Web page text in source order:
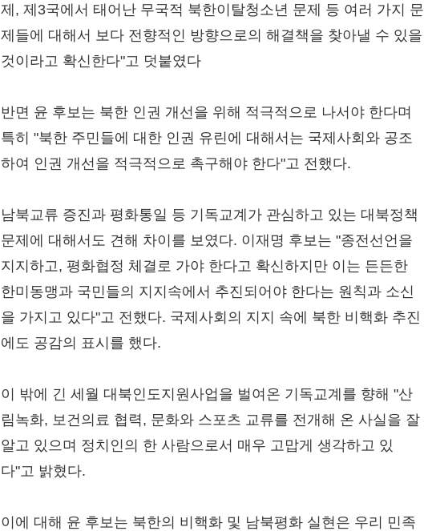
제, 제3국에서 태어난 무국적 북한이탈청소년 문제 등 여러 가지 문
제들에 대해서 보다 전향적인 방향으로의 해결책을 찾아낼 수 있을
것이라고 확신한다"고 덧붙였다
반면 윤 후보는 북한 인권 개선을 위해 적극적으로 나서야 한다며
특히 "북한 주민들에 대한 인권 유린에 대해서는 국제사회와 공조
하여 인권 개선을 적극적으로 촉구해야 한다"고 전했다.
남북교류 증진과 평화통일 등 기독교계가 관심하고 있는 대북정책
문제에 대해서도 견해 차이를 보였다. 이재명 후보는 "종전선언을
지지하고, 평화협정 체결로 가야 한다고 확신하지만 이는 든든한
한미동맹과 국민들의 지지속에서 추진되어야 한다는 원칙과 소신
을 가지고 있다"고 전했다. 국제사회의 지지 속에 북한 비핵화 추진
에도 공감의 표시를 했다.
이 밖에 긴 세월 대북인도지원사업을 벌여온 기독교계를 향해 "산
림녹화, 보건의료 협력, 문화와 스포츠 교류를 전개해 온 사실을 잘
알고 있으며 정치인의 한 사람으로서 매우 고맙게 생각하고 있
다"고 밝혔다.
이에 대해 윤 후보는 북한의 비핵화 및 남북평화 실현은 우리 민족